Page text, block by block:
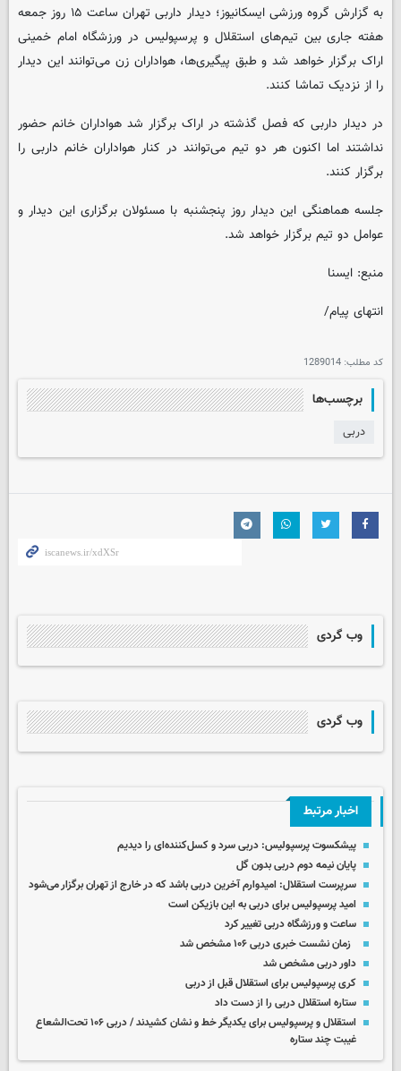
به گزارش گروه ورزشیایسکانیوز
؛ دیدار داربی تهران ساعت ۱۵ روز جمعه
هفته جاری بین تیم‌های استقلال و پرسپولیس در ورزشگاه امام خمینی
اراک برگزار خواهد شد و طبق پیگیری‌ها، هواداران زن می‌توانند این دیدار
را از نزدیک تماشا کنند.
در دیدار داربی که فصل گذشته در اراک برگزار شد هواداران خانم حضور
نداشتند اما اکنون هر دو تیم می‌توانند در کنار هواداران خانم داربی را
برگزار کنند.
جلسه هماهنگی این دیدار روز پنجشنبه با مسئولان برگزاری این دیدار و
عوامل دو تیم برگزار خواهد شد.
منبع: ایسنا
انتهای پیام/
کد مطلب: 1289014
برچسب‌ها
دربی
وب گردی
وب گردی
اخبار مرتبط
پیشکسوت پرسپولیس: دربی سرد و کسل‌کننده‌ای را دیدیم
پایان نیمه دوم دربی بدون گل
سرپرست استقلال: امیدوارم آخرین دربی باشد که در خارج از تهران برگزار می‌شود
امید پرسپولیس برای دربی به این بازیکن است
ساعت و ورزشگاه دربی تغییر کرد
زمان نشست خبری دربی ۱۰۶ مشخص شد
داور دربی مشخص شد
کری پرسپولیس برای استقلال قبل از دربی
ستاره استقلال دربی را از دست داد
استقلال و پرسپولیس برای یکدیگر خط و نشان کشیدند / دربی ۱۰۶ تحت‌الشعاع
غیبت چند ستاره